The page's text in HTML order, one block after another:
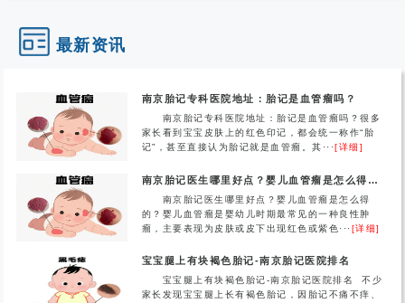
最新资讯
南京胎记专科医院地址：胎记是血管瘤吗？
南京胎记专科医院地址：胎记是血管瘤吗？很多
家长看到宝宝皮肤上的红色印记，都会统一称作“胎
记”，甚至直接认为胎记就是血管瘤。其···[详细]
南京胎记医生哪里好点？婴儿血管瘤是怎么得的？
南京胎记医生哪里好点？婴儿血管瘤是怎么得
的？婴儿血管瘤是婴幼儿时期最常见的一种良性肿
瘤，主要表现为皮肤或皮下出现红色或紫色···[详细]
宝宝腿上有块褐色胎记-南京胎记医院排名
宝宝腿上有块褐色胎记-南京胎记医院排名 不少
家长发现宝宝腿上长有褐色胎记，因胎记不痛不痒、